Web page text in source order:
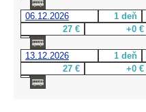
06.12.2026 1 deň
27 €
+0 €
13.12.2026 1 deň
27 €
+0 €